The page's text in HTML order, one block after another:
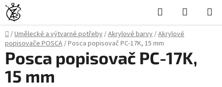
Přejít
na
obsah
Hledat
KOŠÍK
Domů
/Umělecké a výtvarné potřeby/Akrylové barvy/Akrylové
popisovače POSCA/Posca popisovač PC-17K, 15 mm
Posca popisovač PC-17K,
15 mm